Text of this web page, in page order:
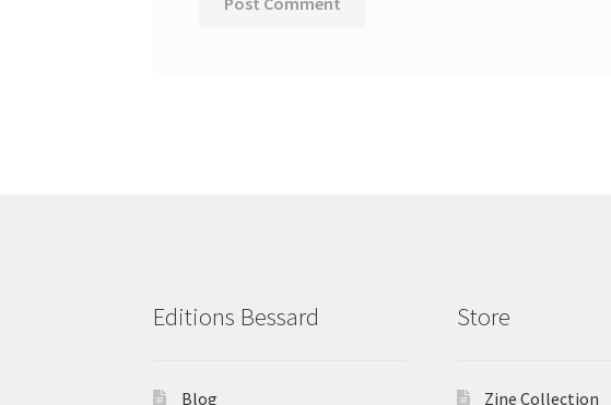
Editions Bessard
Blog
Store
Zine Collection